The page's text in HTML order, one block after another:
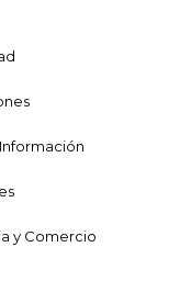
y Comercio